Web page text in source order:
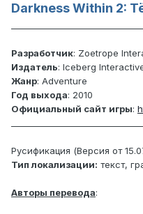
Darkness Within 2:
Разработчик: Zoetrope
Издатель: Iceberg
Жанр: Adventure
Год выхода: 2010
Официальный сайт игры:
Русификация (Версия от
Тип локализации: текст,
Авторы перевода: